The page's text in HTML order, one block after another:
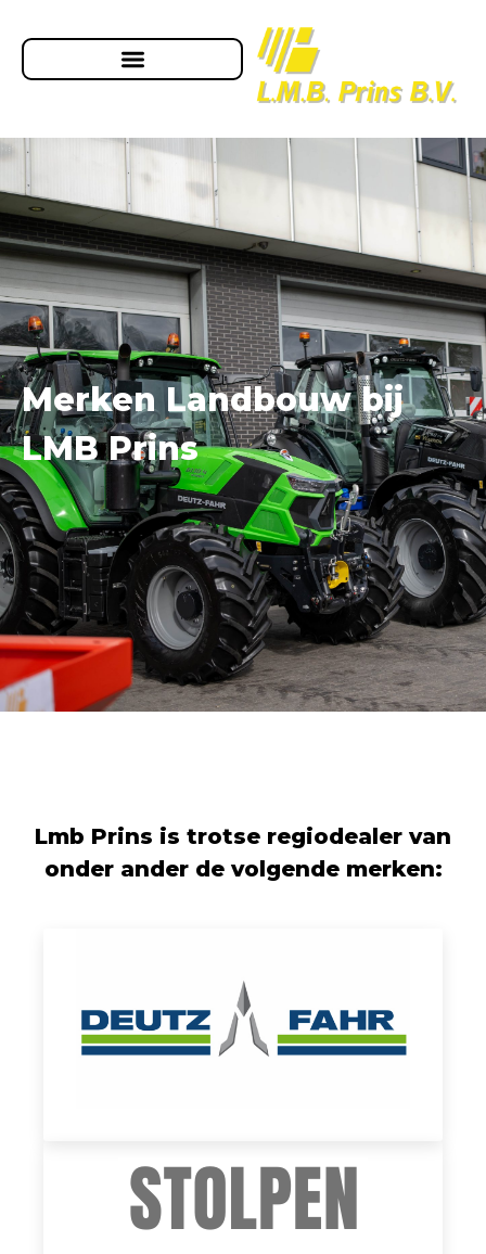
Merken Landbouw bij
LMB Prins
Lmb Prins is trotse regiodealer van
onder ander de volgende merken: